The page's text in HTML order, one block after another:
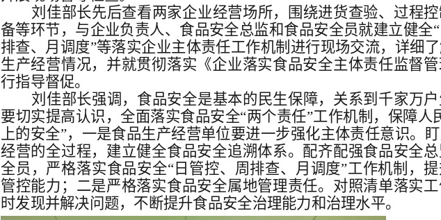
刘佳部长先后查看两家企业经营场所，围绕进货查验、过程
备等环节，与企业负责人、食品安全总监和食品安全员就建立健全
排查、月调度”等落实企业主体责任工作机制进行现场交流，详细
生产经营情况，并就贯彻落实《企业落实食品安全主体责任监督
行指导督促。
刘佳部长强调，食品安全是基本的民生保障，关系到千家万户
要切实提高认识，全面落实食品安全“两个责任”工作机制，保障人
上的安全”，一是食品生产经营单位要进一步强化主体责任意识。
经营的全过程，建立健全食品安全追溯体系。配齐配强食品安全
全员，严格落实食品安全“日管控、周排查、月调度”工作机制，
管控能力；二是严格落实食品安全属地管理责任。对照清单落实
时发现并解决问题，不断提升食品安全治理能力和治理水平。